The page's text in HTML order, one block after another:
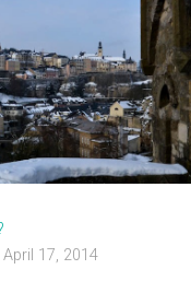
17, 2014